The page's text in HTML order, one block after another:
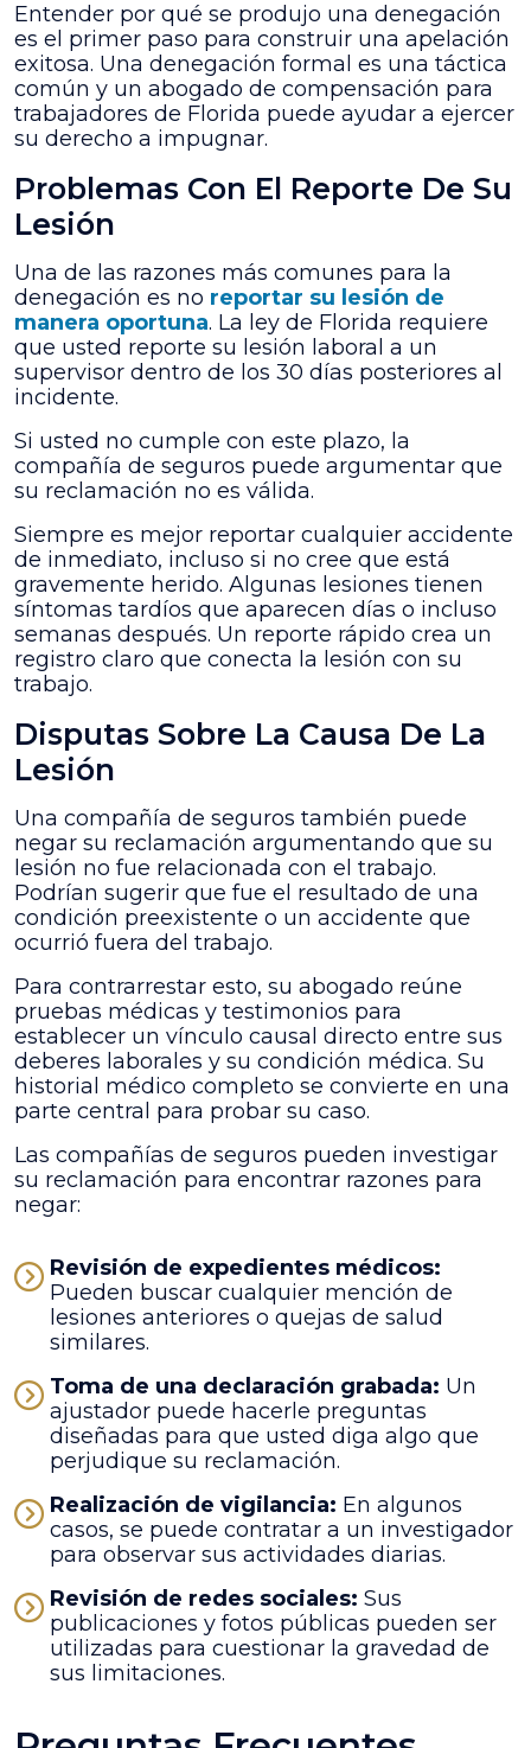
Entender por qué se produjo una denegación
es el primer paso para construir una apelación
exitosa. Una denegación formal es una táctica
común y un abogado de compensación para
trabajadores de Florida puede ayudar a ejercer
su derecho a impugnar.
Problemas Con El Reporte De Su
Lesión
Una de las razones más comunes para la
denegación es no reportar su lesión de
manera oportuna. La ley de Florida requiere
que usted reporte su lesión laboral a un
supervisor dentro de los 30 días posteriores al
incidente.
Si usted no cumple con este plazo, la
compañía de seguros puede argumentar que
su reclamación no es válida.
Siempre es mejor reportar cualquier accidente
de inmediato, incluso si no cree que está
gravemente herido. Algunas lesiones tienen
síntomas tardíos que aparecen días o incluso
semanas después. Un reporte rápido crea un
registro claro que conecta la lesión con su
trabajo.
Disputas Sobre La Causa De La
Lesión
Una compañía de seguros también puede
negar su reclamación argumentando que su
lesión no fue relacionada con el trabajo.
Podrían sugerir que fue el resultado de una
condición preexistente o un accidente que
ocurrió fuera del trabajo.
Para contrarrestar esto, su abogado reúne
pruebas médicas y testimonios para
establecer un vínculo causal directo entre sus
deberes laborales y su condición médica. Su
historial médico completo se convierte en una
parte central para probar su caso.
Las compañías de seguros pueden investigar
su reclamación para encontrar razones para
negar:
Revisión de expedientes médicos:
Pueden buscar cualquier mención de
lesiones anteriores o quejas de salud
similares.
Toma de una declaración grabada: Un
ajustador puede hacerle preguntas
diseñadas para que usted diga algo que
perjudique su reclamación.
Realización de vigilancia: En algunos
casos, se puede contratar a un investigador
para observar sus actividades diarias.
Revisión de redes sociales: Sus
publicaciones y fotos públicas pueden ser
utilizadas para cuestionar la gravedad de
sus limitaciones.